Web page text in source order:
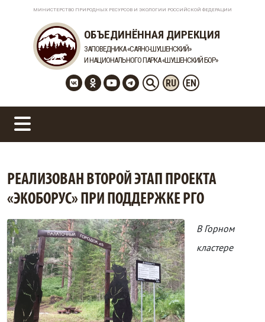
МИНИСТЕРСТВО ПРИРОДНЫХ РЕСУРСОВ И ЭКОЛОГИИ РОССИЙСКОЙ ФЕДЕРАЦИИ
ОБЪЕДИНЁННАЯ ДИРЕКЦИЯ
ЗАПОВЕДНИКА «САЯНО-ШУШЕНСКИЙ»
И НАЦИОНАЛЬНОГО ПАРКА «ШУШЕНСКИЙ БОР»
RU EN
РЕАЛИЗОВАН ВТОРОЙ ЭТАП ПРОЕКТА
«ЭКОБОРУС» ПРИ ПОДДЕРЖКЕ РГО
В Горном
кластере